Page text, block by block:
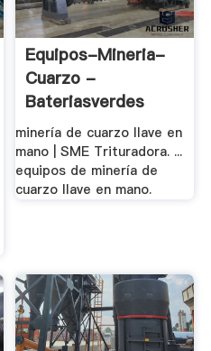
Equipos-Mineria-
Cuarzo -
Bateriasverdes
minería de cuarzo llave en
mano | SME Trituradora. ...
equipos de minería de
cuarzo llave en mano.